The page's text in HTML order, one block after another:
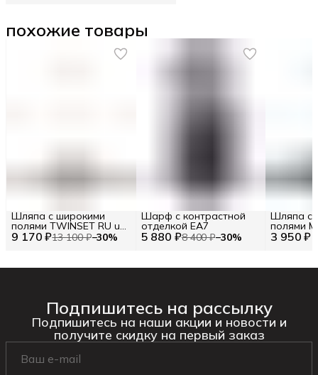
похожие товары
9 170 ₽13 100 ₽−30%
Шляпа с широкими
полями TWINSET RU uni
/ EU uni / uni 5 880 ₽8 400 ₽−30%
Шарф с контрастной
отделкой EA7
3 950 ₽
Шляпа с
полями
uni / EU
Подпишитесь на рассылку
Подпишитесь на наши акции и новости и
получите скидку на первый заказ